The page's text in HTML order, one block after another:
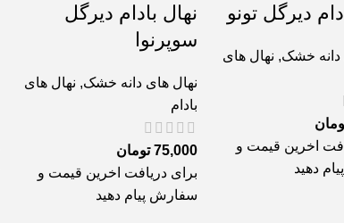
دیرگل تونو
دانه خشک, نهال های
اخرین قیمت و
دهید
نهال بادام دیرگل
سوپرنوا
نهال های دانه خشک, نهال های
بادام
75,000 تومان
برای دریافت اخرین قیمت و
سفارش پیام دهید